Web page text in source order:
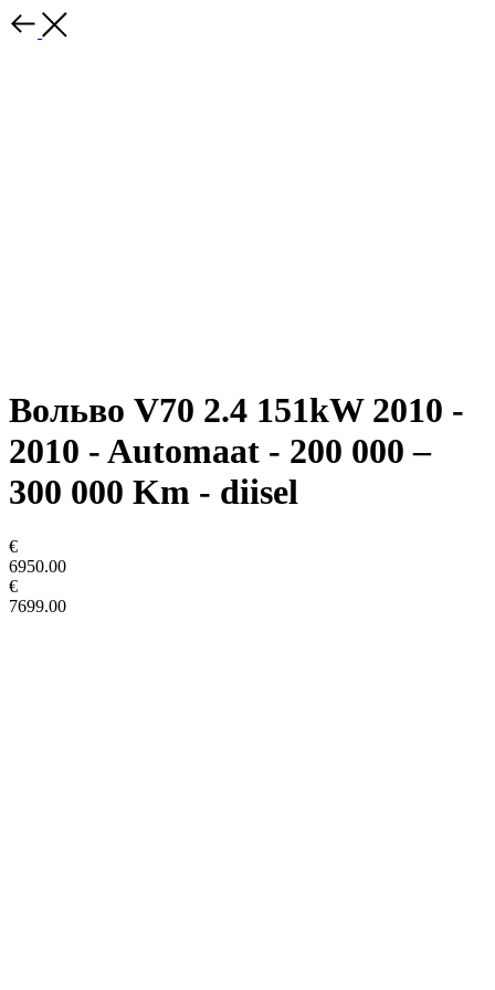
Вольво V70 2.4 151kW 2010 -
2010 - Automaat - 200 000 –
300 000 Km - diisel
€
6950.00
€
7699.00